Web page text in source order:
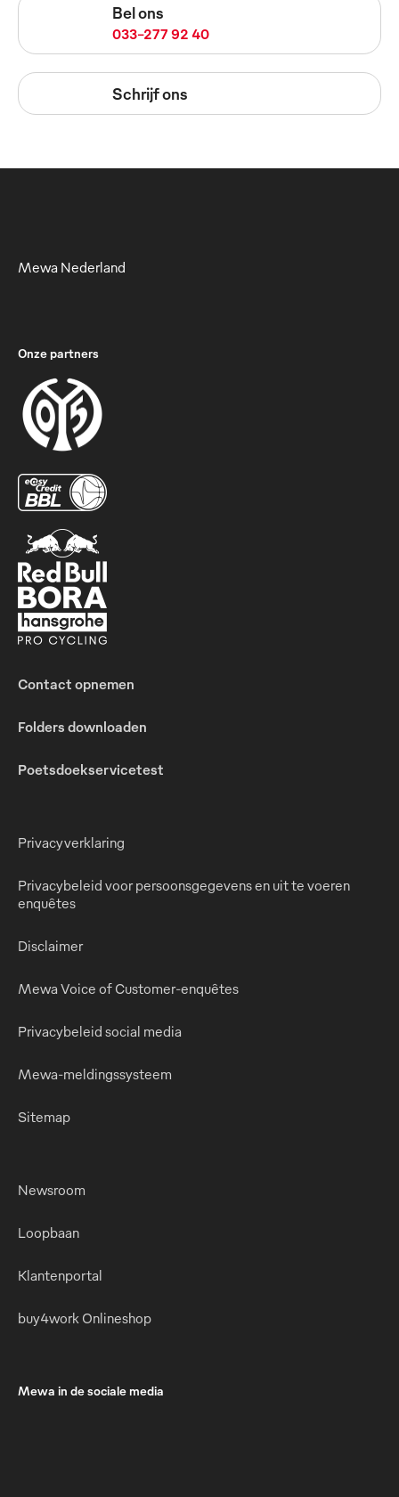
Bel ons
033-277 92 40
Schrijf ons
Mewa Nederland
Onze partners
Contact opnemen
Folders downloaden
Poetsdoekservicetest
Privacyverklaring
Privacybeleid voor persoonsgegevens en uit te voeren
enquêtes
Disclaimer
Mewa Voice of Customer-enquêtes
Privacybeleid social media
Mewa-meldingssysteem
Sitemap
Newsroom
Loopbaan
Klantenportal
buy4work Onlineshop
Mewa in de sociale media